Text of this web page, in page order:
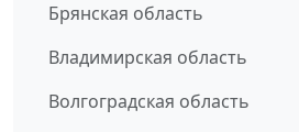
Брянская область
Владимирская область
Волгоградская область